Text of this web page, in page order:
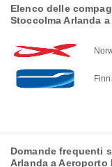
Elenco delle
Stoccolma Arlanda
Domande frequenti
Arlanda a Aeroporto